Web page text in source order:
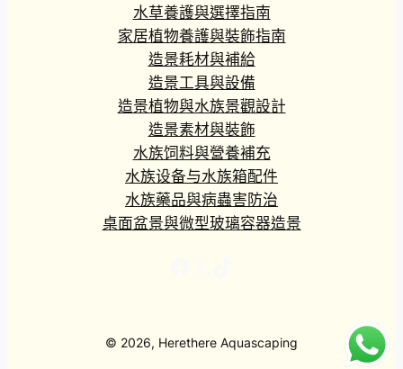
水草養護與選擇指南
家居植物養護與裝飾指南
造景耗材與補給
造景工具與設備
造景植物與水族景觀設計
造景素材與裝飾
水族饲料與營養補充
水族设备与水族箱配件
水族藥品與病蟲害防治
桌面盆景與微型玻璃容器造景
© 2026, Herethere Aquascaping